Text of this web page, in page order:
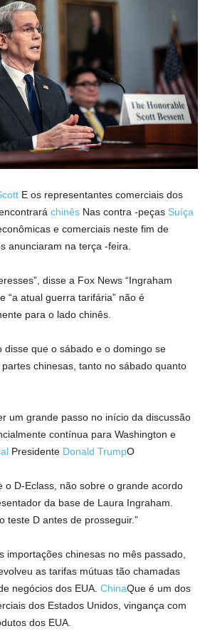
E os representantes comerciais dos
chinês Nas contra -peças Suíça
e comerciais neste fim de
anunciaram na terça -feira.
disse a Fox News “Ingraham
“a atual guerra tarifária” não é
para o lado chinês.
disse que o sábado e o domingo se
chinesas, tanto no sábado quanto
um grande passo no início da discussão
contínua para Washington e
Presidente Donald TrumpO
o D-Eclass, não sobre o grande acordo
da base de Laura Ingraham.
teste D antes de prosseguir.”
importações chinesas no mês passado,
as tarifas mútuas tão chamadas
negócios dos EUA. ChinaQue é um dos
dos Estados Unidos, vingança com
dos EUA.